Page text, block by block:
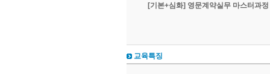
[기본+심화] 영문계약실무 마스터과
교육특징